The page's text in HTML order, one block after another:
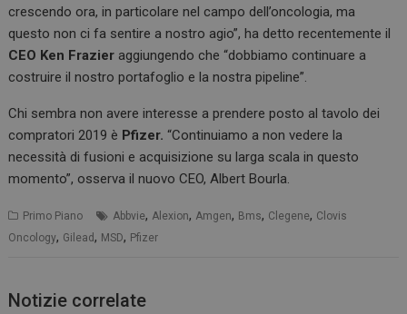
crescendo ora, in particolare nel campo dell’oncologia, ma
questo non ci fa sentire a nostro agio”, ha detto recentemente il
CEO Ken Frazier aggiungendo che “dobbiamo continuare a
costruire il nostro portafoglio e la nostra pipeline”.
Chi sembra non avere interesse a prendere posto al tavolo dei
compratori 2019 è Pfizer. “Continuiamo a non vedere la
necessità di fusioni e acquisizione su larga scala in questo
momento”, osserva il nuovo CEO, Albert Bourla.
Primo Piano Abbvie, Alexion, Amgen, Bms, Clegene, Clovis
Oncology, Gilead, MSD, Pfizer
Notizie correlate